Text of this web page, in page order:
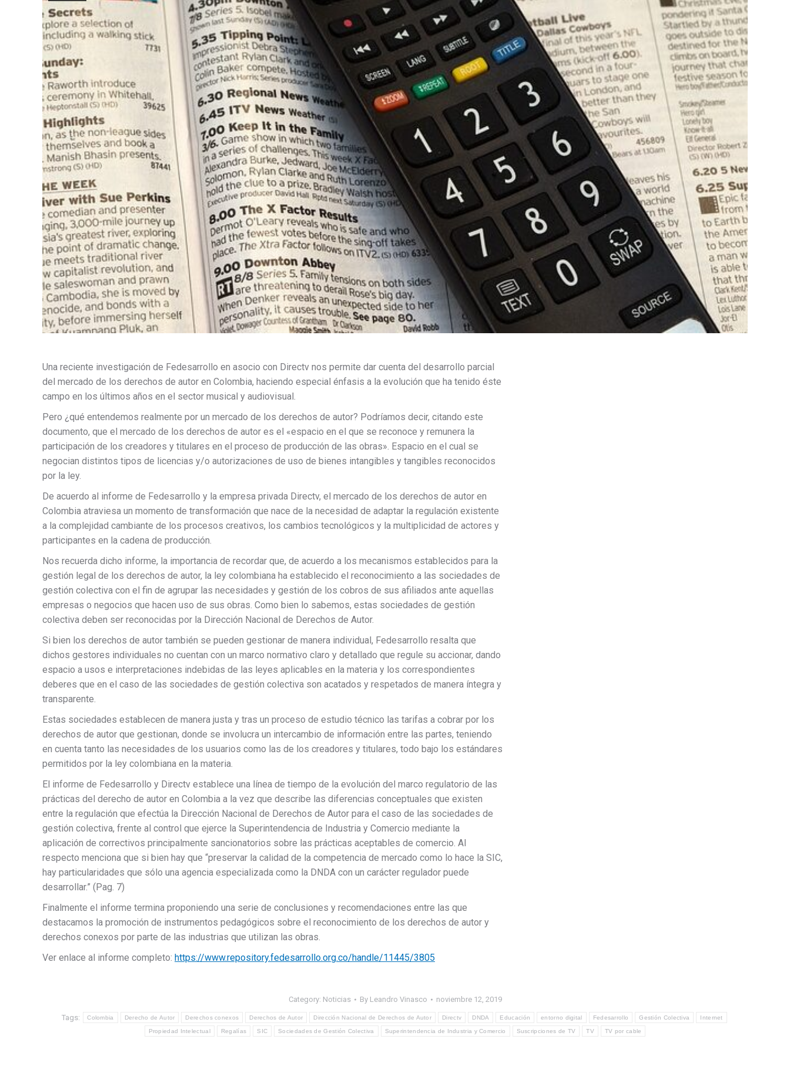
Una reciente investigación de Fedesarrollo en asocio con Directv nos permite dar cuenta del desarrollo parcial
del mercado de los derechos de autor en Colombia, haciendo especial énfasis a la evolución que ha tenido éste
campo en los últimos años en el sector musical y audiovisual.
Pero ¿qué entendemos realmente por un mercado de los derechos de autor? Podríamos decir, citando este
documento, que el mercado de los derechos de autor es el «espacio en el que se reconoce y remunera la
participación de los creadores y titulares en el proceso de producción de las obras». Espacio en el cual se
negocian distintos tipos de licencias y/o autorizaciones de uso de bienes intangibles y tangibles reconocidos
por la ley.
De acuerdo al informe de Fedesarrollo y la empresa privada Directv, el mercado de los derechos de autor en
Colombia atraviesa un momento de transformación que nace de la necesidad de adaptar la regulación existente
a la complejidad cambiante de los procesos creativos, los cambios tecnológicos y la multiplicidad de actores y
participantes en la cadena de producción.
Nos recuerda dicho informe, la importancia de recordar que, de acuerdo a los mecanismos establecidos para la
gestión legal de los derechos de autor, la ley colombiana ha establecido el reconocimiento a las sociedades de
gestión colectiva con el fin de agrupar las necesidades y gestión de los cobros de sus afiliados ante aquellas
empresas o negocios que hacen uso de sus obras. Como bien lo sabemos, estas sociedades de gestión
colectiva deben ser reconocidas por la Dirección Nacional de Derechos de Autor.
Si bien los derechos de autor también se pueden gestionar de manera individual, Fedesarrollo resalta que
dichos gestores individuales no cuentan con un marco normativo claro y detallado que regule su accionar, dando
espacio a usos e interpretaciones indebidas de las leyes aplicables en la materia y los correspondientes
deberes que en el caso de las sociedades de gestión colectiva son acatados y respetados de manera íntegra y
transparente.
Estas sociedades establecen de manera justa y tras un proceso de estudio técnico las tarifas a cobrar por los
derechos de autor que gestionan, donde se involucra un intercambio de información entre las partes, teniendo
en cuenta tanto las necesidades de los usuarios como las de los creadores y titulares, todo bajo los estándares
permitidos por la ley colombiana en la materia.
El informe de Fedesarrollo y Directv establece una línea de tiempo de la evolución del marco regulatorio de las
prácticas del derecho de autor en Colombia a la vez que describe las diferencias conceptuales que existen
entre la regulación que efectúa la Dirección Nacional de Derechos de Autor para el caso de las sociedades de
gestión colectiva, frente al control que ejerce la Superintendencia de Industria y Comercio mediante la
aplicación de correctivos principalmente sancionatorios sobre las prácticas aceptables de comercio. Al
respecto menciona que si bien hay que “preservar la calidad de la competencia de mercado como lo hace la SIC,
hay particularidades que sólo una agencia especializada como la DNDA con un carácter regulador puede
desarrollar.” (Pag. 7)
Finalmente el informe termina proponiendo una serie de conclusiones y recomendaciones entre las que
destacamos la promoción de instrumentos pedagógicos sobre el reconocimiento de los derechos de autor y
derechos conexos por parte de las industrias que utilizan las obras.
Ver enlace al informe completo: https://www.repository.fedesarrollo.org.co/handle/11445/3805
Category: Noticias By Leandro Vinasco noviembre 12, 2019
Tags: Colombia Derecho de Autor Derechos conexos Derechos de Autor Dirección Nacional de Derechos de Autor Directv DNDA Educación entorno digital Fedesarrollo Gestión Colectiva Internet
Propiedad Intelectual Regalías SIC Sociedades de Gestión Colectiva Superintendencia de Industria y Comercio Suscripciones de TV TV TV por cable